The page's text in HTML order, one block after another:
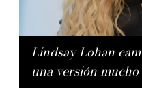
Lindsay Lohan
una versión